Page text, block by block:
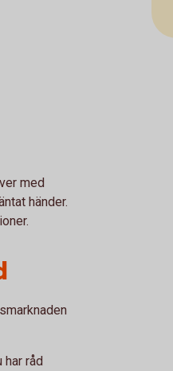
med
händer.
råd